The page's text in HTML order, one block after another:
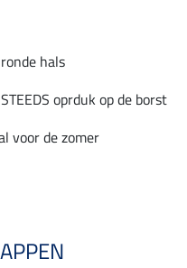
hals
oprduk op de borst
voor de zomer